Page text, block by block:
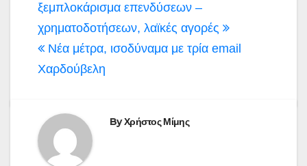
ξεμπλοκάρισμα επενδύσεων –
χρηματοδοτήσεων, λαϊκές αγορές
Νέα μέτρα, ισοδύναμα με τρία email
Χαρδούβελη
ByΧρήστος Μίμης